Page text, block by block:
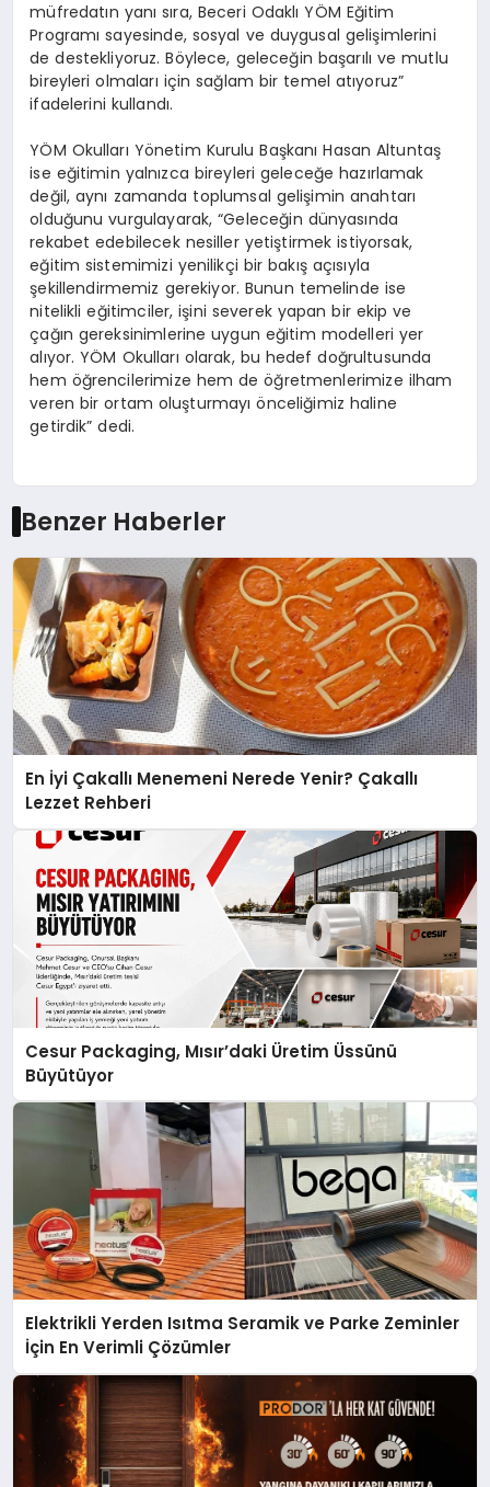
müfredatın yanı sıra, Beceri Odaklı YÖM Eğitim
Programı sayesinde, sosyal ve duygusal gelişimlerini
de destekliyoruz. Böylece, geleceğin başarılı ve mutlu
bireyleri olmaları için sağlam bir temel atıyoruz”
ifadelerini kullandı.
YÖM Okulları Yönetim Kurulu Başkanı Hasan Altuntaş
ise eğitimin yalnızca bireyleri geleceğe hazırlamak
değil, aynı zamanda toplumsal gelişimin anahtarı
olduğunu vurgulayarak, “Geleceğin dünyasında
rekabet edebilecek nesiller yetiştirmek istiyorsak,
eğitim sistemimizi yenilikçi bir bakış açısıyla
şekillendirmemiz gerekiyor. Bunun temelinde ise
nitelikli eğitimciler, işini severek yapan bir ekip ve
çağın gereksinimlerine uygun eğitim modelleri yer
alıyor. YÖM Okulları olarak, bu hedef doğrultusunda
hem öğrencilerimize hem de öğretmenlerimize ilham
veren bir ortam oluşturmayı önceliğimiz haline
getirdik” dedi.
Benzer Haberler
En İyi Çakallı Menemeni Nerede Yenir? Çakallı
Lezzet Rehberi
Cesur Packaging, Mısır’daki Üretim Üssünü
Büyütüyor
Elektrikli Yerden Isıtma Seramik ve Parke Zeminler
İçin En Verimli Çözümler